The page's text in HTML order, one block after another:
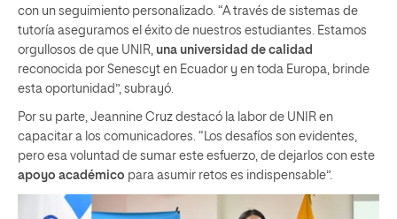
con un seguimiento personalizado. “A través de sistemas de
tutoría aseguramos el éxito de nuestros estudiantes. Estamos
orgullosos de que UNIR, una universidad de calidad
reconocida por Senescyt en Ecuador y en toda Europa, brinde
esta oportunidad”, subrayó.
Por su parte, Jeannine Cruz destacó la labor de UNIR en
capacitar a los comunicadores. “Los desafíos son evidentes,
pero esa voluntad de sumar este esfuerzo, de dejarlos con este
apoyo académico para asumir retos es indispensable”.